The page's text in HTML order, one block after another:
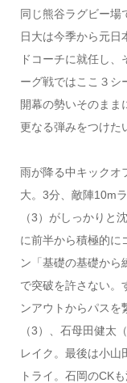
同じ熊谷ラグビー場
日大は今季から元日
ドコーチに就任し
ーグ戦ではここ３シ
開幕の勢いそのまま
更なる弾みをつけた
雨が降る中キックオ
大。3分、敵陣10m
（3）がしっかりと
に前半から積極的に
ン「基礎の基礎から
で突破を許さない。
ンアウトからパスを
（3）、石母田健太
レイク。最後は小山
トライ。石岡のCK